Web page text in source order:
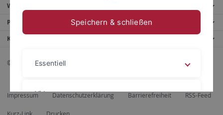
Weitere Angebote
Portale
Kontaktinfo
© 2026 Eberhard Karls Universität Tübingen, Tübingen
Impressum Datenschutzerklärung Barrierefreiheit RSS-Feed
Speichern & schließen
Essentiell
Videos